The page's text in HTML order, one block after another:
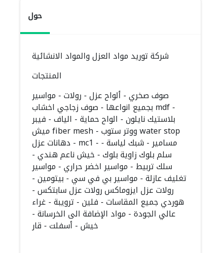
حول
شركة توريد مواد العزل والمواد الانشائية
المنتجات
صوف صخري - ألواح عزل - رولات - مواسير
بجميع انواعها - صوف زجاجي اخشاب mdf -
بلاستيك نايلون - الواح حماية - الياف - فيبر
ميش fiber mesh - ووتر ستوب water stop
دهانات عزل - mc1 - مسامير - شبك لياسة -
سلم بلوك زاوية بلوك - خيش ناعم هندي -
سلك تربيط - مواسير اخضر حراري - مواسير
تغليف عازلة - مواسير بي في سي - بيتومين -
رولات عزل ايزوماكس رولات عزل سابتكس -
هوردي جميع المقاسات - فلين - ترويبة - غراء
عالي الجودة - مواد الإضافة الى الخرسانة -